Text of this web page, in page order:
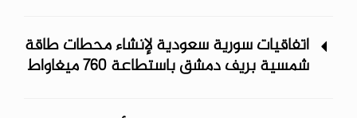
اتفاقيات سورية سعودية لإنشاء محطات طاقة
شمسية ‏بريف دمشق باستطاعة 760 ميغاواط